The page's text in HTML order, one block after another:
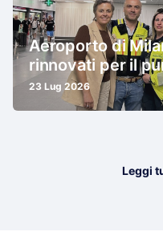
Aeroporto di
rinnovati per il
23 Lug 2026
Leggi